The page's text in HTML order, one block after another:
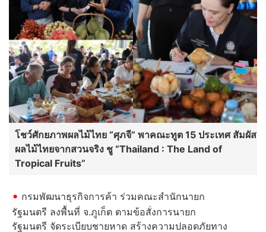
โชว์ศักยภาพผลไม้ไทย “ศุภจี” พาคณะทูต 15 ประเทศ สัมผัส
ผลไม้ไทยจากสวนจริง ชู “Thailand : The Land of
Tropical Fruits”
กรมพัฒนาธุรกิจการค้า ร่วมคณะสำนักนายก
รัฐมนตรี ลงพื้นที่ จ.ภูเก็ต ตามข้อสั่งการนายก
รัฐมนตรี จัดระเบียบชายหาด สร้างความปลอดภัยทาง